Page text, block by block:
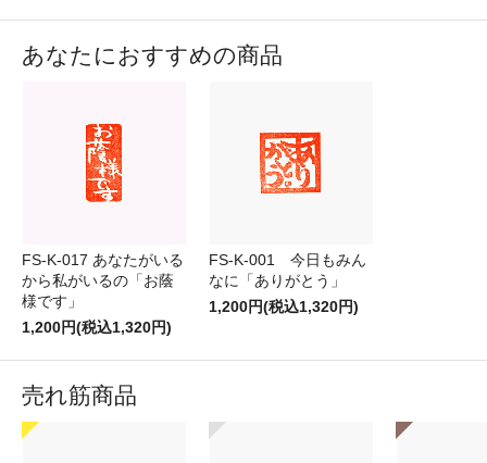
あなたにおすすめの商品
FS-K-017 あなたがいる
から私がいるの「お蔭
様です」
1,200円(税込1,320円)
FS-K-001 今日もみん
なに「ありがとう」
1,200円(税込1,320円)
売れ筋商品